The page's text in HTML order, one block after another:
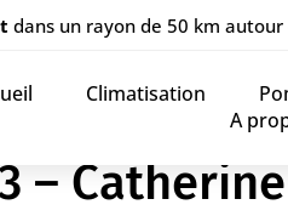
dans un rayon de 50 km
Climatisation
A
–